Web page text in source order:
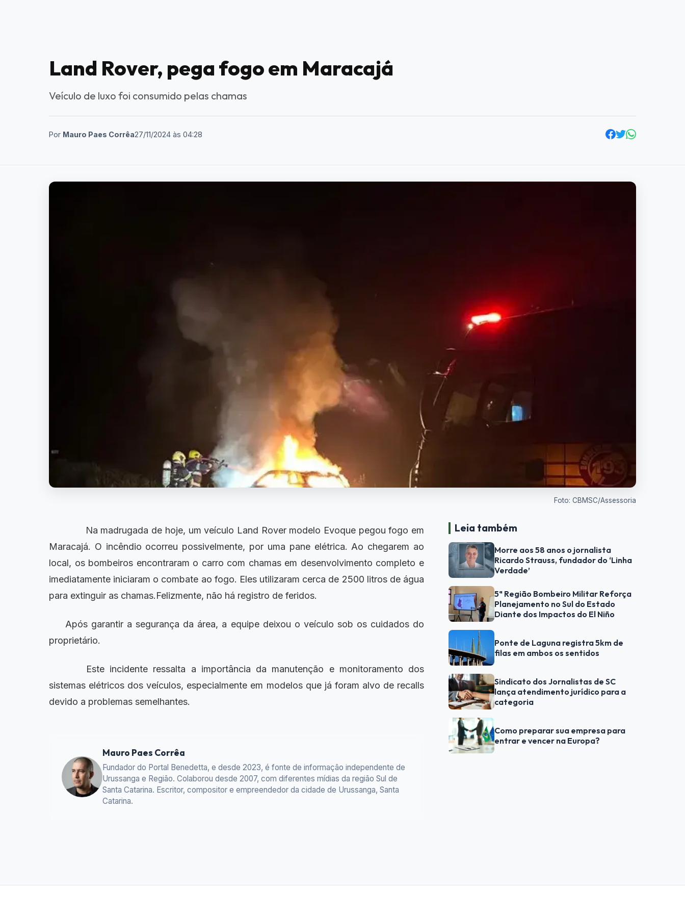
Land Rover, pega fogo em Maracajá
Veículo de luxo foi consumido pelas chamas
Por Mauro Paes Corrêa27/11/2024 às 04:28
Foto: CBMSC/Assessoria
Na madrugada de hoje, um veículo Land Rover modelo Evoque pegou fogo em
Maracajá. O incêndio ocorreu possivelmente, por uma pane elétrica. Ao chegarem ao
local, os bombeiros encontraram o carro com chamas em desenvolvimento completo e
imediatamente iniciaram o combate ao fogo. Eles utilizaram cerca de 2500 litros de água
para extinguir as chamas.Felizmente, não há registro de feridos.
Após garantir a segurança da área, a equipe deixou o veículo sob os cuidados do
proprietário.
Este incidente ressalta a importância da manutenção e monitoramento dos
sistemas elétricos dos veículos, especialmente em modelos que já foram alvo de recalls
devido a problemas semelhantes.
Mauro Paes Corrêa
Fundador do Portal Benedetta, e desde 2023, é fonte de informação independente de
Urussanga e Região. Colaborou desde 2007, com diferentes mídias da região Sul de
Santa Catarina. Escritor, compositor e empreendedor da cidade de Urussanga, Santa
Catarina.
Leia também
Morre aos 58 anos o jornalista
Ricardo Strauss, fundador do ‘Linha
Verdade’
5ª Região Bombeiro Militar Reforça
Planejamento no Sul do Estado
Diante dos Impactos do El Niño
Ponte de Laguna registra 5km de
filas em ambos os sentidos
Sindicato dos Jornalistas de SC
lança atendimento jurídico para a
categoria
Como preparar sua empresa para
entrar e vencer na Europa?